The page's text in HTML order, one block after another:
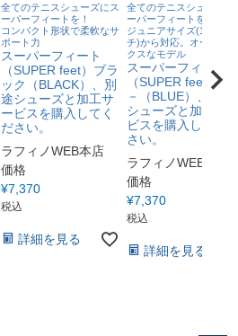
全てのテニスシューズにス
ーパーフィートを！
コンパクト形状で柔軟なサ
ポート力
スーパーフィート
（SUPER feet）ブラ
ック（BLACK）、別
途シューズと加工サ
ービスを購入してく
ださい。
ラフィノWEB本店
価格
¥7,370
税込
詳細を見る
全てのテニスシューズに
ーパーフィートを！
ジュニアサイズ(17 セン
チ)から対応。オーソドッ
クスなモデル
スーパーフィート
（SUPER feet）ブ
－（BLUE）、別途
シューズと加工サ
ビスを購入してく
さい。
ラフィノWEB本店
価格
¥7,370
税込
詳細を見る